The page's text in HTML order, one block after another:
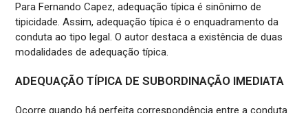
Para Fernando Capez, adequação típica é sinônimo de
tipicidade. Assim, adequação típica é o enquadramento da
conduta ao tipo legal. O autor destaca a existência de duas
modalidades de adequação típica.
ADEQUAÇÃO TÍPICA DE SUBORDINAÇÃO IMEDIATA
Ocorre quando há perfeita correspondência entre a conduta